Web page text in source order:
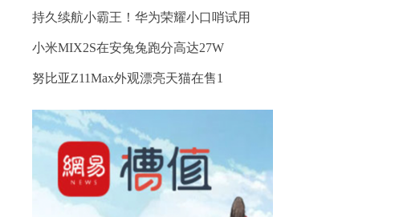
持久续航小霸王！华为荣耀小口哨试用
小米MIX2S在安兔兔跑分高达27W
努比亚Z11Max外观漂亮天猫在售1